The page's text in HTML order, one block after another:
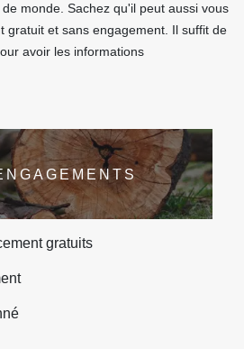
monde. Sachez qu'il peut aussi vous
gratuit et sans engagement. Il suffit de
avoir les informations
gratuits